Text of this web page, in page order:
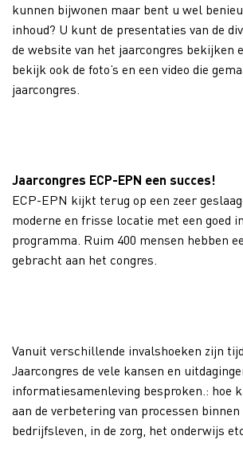
kunnen bijwonen maar bent u wel
inhoud? U kunt de presentaties van de
de website van het jaarcongres bekijken
bekijk ook de foto’s en een video die
jaarcongres.
Jaarcongres ECP-EPN een succes!
ECP-EPN kijkt terug op een zeer
moderne en frisse locatie met een goed
programma. Ruim 400 mensen hebben
gebracht aan het congres.
Vanuit verschillende invalshoeken zijn
Jaarcongres de vele kansen en
informatiesamenleving besproken.: hoe
aan de verbetering van processen
bedrijfsleven, in de zorg, het onderwijs